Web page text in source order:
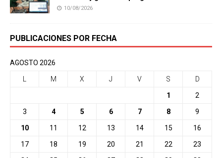
10/08/2026
PUBLICACIONES POR FECHA
AGOSTO 2026
L M X J V S D
1 2
3 4 5 6 7 8 9
10 11 12 13 14 15 16
17 18 19 20 21 22 23